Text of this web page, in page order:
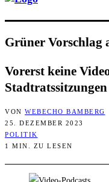
Grü­ner Vor­schlag
Vor­erst kei­ne
Stadtratssitzungen
VON WEBECHO BAMBERG
25. DEZEMBER 2023
POLITIK
1 MIN. ZU LESEN